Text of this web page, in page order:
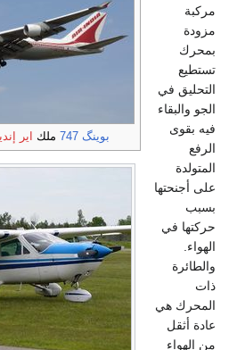
بوينگ 747 ملك اير
مركبة
مزودة
بمحرك
تستطيع
التحليق في
الجو والبقاء
فيه بقوى
الرفع
المتولدة
على أجنحتها
بسبب
حركتها في
الهواء.
والطائرة
ذات
المحرك هي
عادة أثقل
من الهواء